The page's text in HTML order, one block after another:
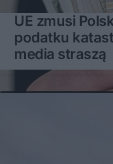
UE zmusi
podatku
media straszą